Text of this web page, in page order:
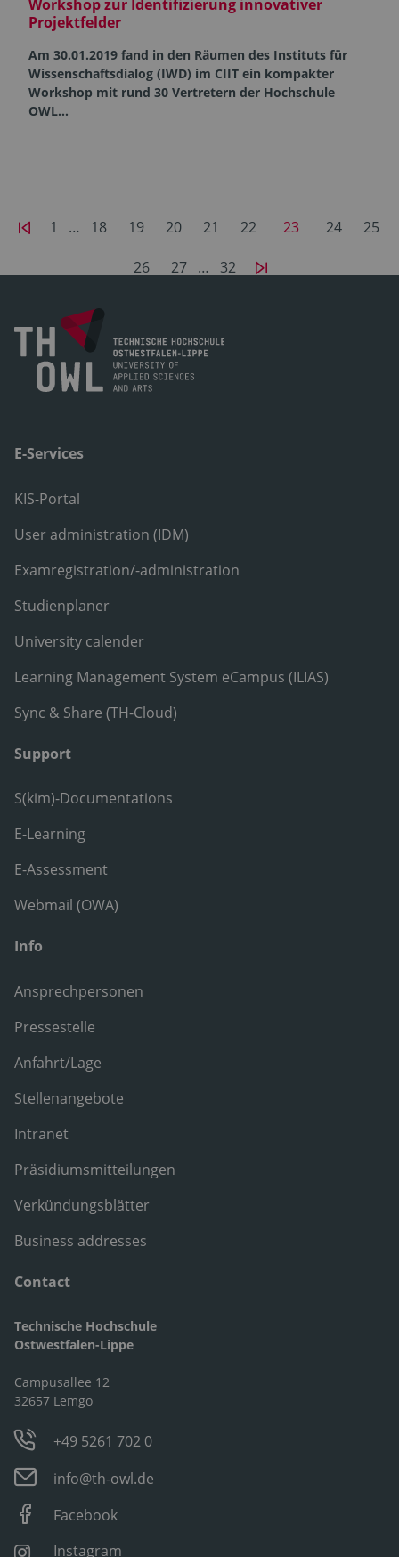
Workshop zur Identifizierung innovativer
Projektfelder
Am 30.01.2019 fand in den Räumen des Instituts für
Wissenschaftsdialog (IWD) im CIIT ein kompakter
Workshop mit rund 30 Vertretern der Hochschule
OWL…
1 … 18 19 20 21 22 23 24 25
26 27 … 32
E-Services
KIS-Portal
User administration (IDM)
Examregistration/-administration
Studienplaner
University calender
Learning Management System eCampus (ILIAS)
Sync & Share (TH-Cloud)
Support
S(kim)-Documentations
E-Learning
E-Assessment
Webmail (OWA)
Info
Ansprechpersonen
Pressestelle
Anfahrt/Lage
Stellenangebote
Intranet
Präsidiumsmitteilungen
Verkündungsblätter
Business addresses
Contact
Technische Hochschule
Ostwestfalen-Lippe
Campusallee 12
32657 Lemgo
+49 5261 702 0
info@th-owl.de
Facebook
Instagram